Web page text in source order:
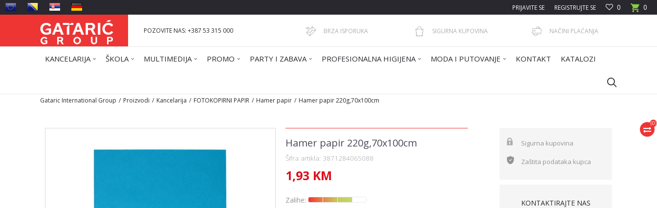
0
0
PRIJAVITE SE REGISTRUJTE SE
POZOVITE NAS: +387 53 315 000 BRZA ISPORUKA SIGURNA KUPOVINA NAČINI PLAĆANJA
KANCELARIJA ŠKOLA MULTIMEDIJA PROMO PARTY I ZABAVA PROFESIONALNA HIGIJENA MODA I PUTOVANJE KONTAKT KATALOZI
(0)
Gataric International Group Proizvodi Kancelarija FOTOKOPIRNI PAPIR Hamer papir Hamer papir 220g,70x100cm
Hamer papir 220g,70x100cm
Šifra artikla: 3871284065088
1,93 KM
Zalihe:
Sigurna kupovina
Zaštita podataka kupca
KONTAKTIRAJTE NAS